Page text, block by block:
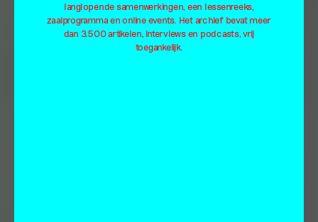
langlopende samenwerkingen, een lessenreeks,
zaalprogramma en online events. Het archief bevat meer
dan 3.500 artikelen, interviews en podcasts, vrij
toegankelijk.